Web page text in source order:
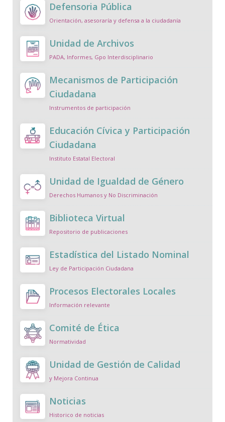
Defensoria Pública
Orientación, asesoraría y defensa a la ciudadanía
Unidad de Archivos
PADA, Informes, Gpo Interdisciplinario
Mecanismos de Participación
Ciudadana
Instrumentos de participación
Educación Cívica y Participación
Ciudadana
Instituto Estatal Electoral
Unidad de Igualdad de Género
Derechos Humanos y No Discriminación
Biblioteca Virtual
Repositorio de publicaciones
Estadística del Listado Nominal
Ley de Participación Ciudadana
Procesos Electorales Locales
Información relevante
Comité de Ética
Normatividad
Unidad de Gestión de Calidad
y Mejora Continua
Noticias
Historico de noticias